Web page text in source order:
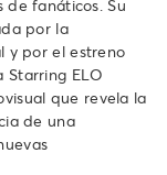
de fanáticos. Su
por la
y por el estreno
Starring ELO
que revela la
de una